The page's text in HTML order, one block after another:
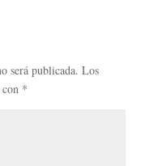
será publicada. Los
*